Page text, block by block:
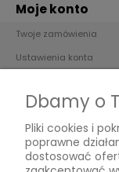
Moje konto
Twoje zamówienia
Ustawienia konta
Płatności i
Formy płatności
Czas i koszty dostawy
Dbamy o
Pliki cookies i
poprawne
dostosować